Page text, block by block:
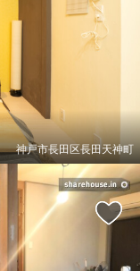
神戸市長田区長田天神町